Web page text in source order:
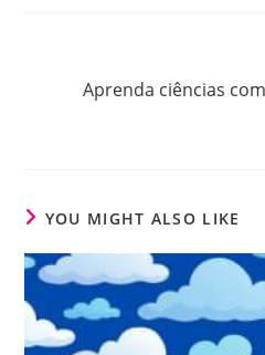
Aprenda ciências
YOU MIGHT ALSO LIKE